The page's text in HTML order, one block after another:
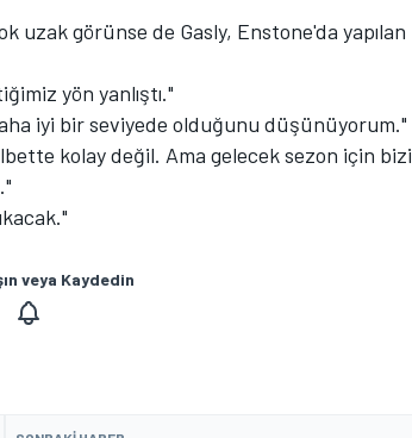
uzak görünse de Gasly, Enstone'da yapılan
yön yanlıştı."
iyi bir seviyede olduğunu düşünüyorum."
kolay değil. Ama gelecek sezon için bizi
veya Kaydedin